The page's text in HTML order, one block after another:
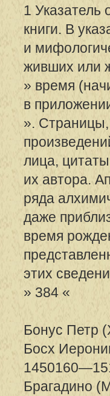
1 Указатель
книги. В
и
живших или
» время
в
».
лица,
их автора.
ряда
даже
время
этих
» 384 «
Бонус Петр
Босх
Брагадино